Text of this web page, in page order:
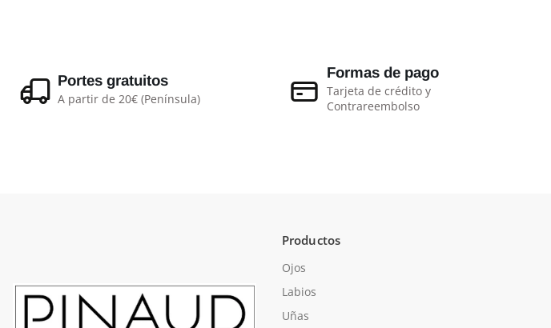
Portes gratuitos
A partir de 20€ (Península)
Formas de pago
Tarjeta de crédito y
Contrareembolso
Productos
Ojos
Labios
Uñas